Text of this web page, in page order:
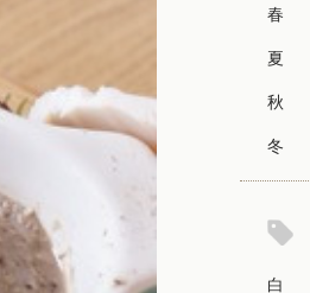
春
夏
秋
冬
白